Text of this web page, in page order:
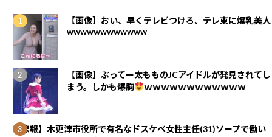
【画像】おい、早くテレビつけろ、テレ東に爆乳美人
wwwwwwwwwwww
【画像】ぶってー太もものJCアイドルが発見されてし
まう。しかも爆胸
ｗｗｗｗｗｗｗｗｗｗｗｗ
【悲報】木更津市役所で有名なドスケベ女性主任(31)ソープで働い